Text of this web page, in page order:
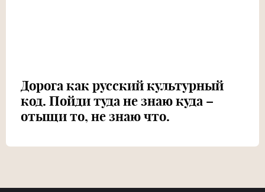
Дорога как русский культурный
код. Пойди туда не знаю куда –
отыщи то, не знаю что.